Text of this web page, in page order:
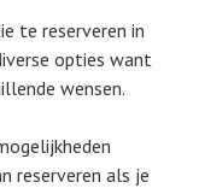
te reserveren in
opties want
wensen.
reserveren als je